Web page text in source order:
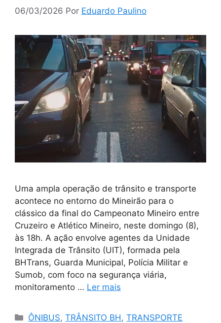
06/03/2026 Por Eduardo Paulino
Uma ampla operação de trânsito e transporte
acontece no entorno do Mineirão para o
clássico da final do Campeonato Mineiro entre
Cruzeiro e Atlético Mineiro, neste domingo (8),
às 18h. A ação envolve agentes da Unidade
Integrada de Trânsito (UIT), formada pela
BHTrans, Guarda Municipal, Polícia Militar e
Sumob, com foco na segurança viária,
monitoramento … Ler mais
Categorias
ÔNIBUS,TRÂNSITO BH ,TRANSPORTE